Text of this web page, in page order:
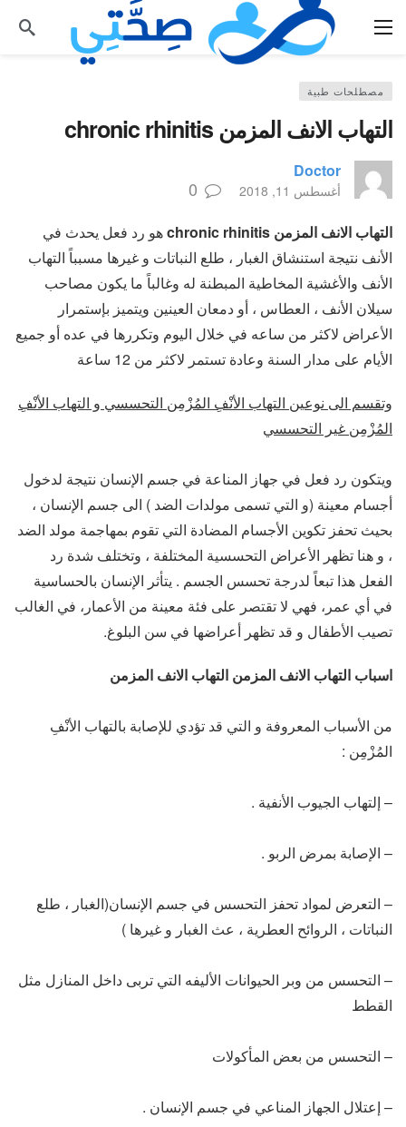
مصطلحات طبية
التهاب الانف المزمن chronic rhinitis
Doctor
أغسطس 11, 2018 0
التهاب الانف المزمن chronic rhinitis
هو رد فعل يحدث في
الأنف نتيجة استنشاق الغبار ، طلع النباتات و غيرها مسبباً التهاب
الأنف والأغشية المخاطية المبطنة له وغالباً ما يكون مصاحب
سيلان الأنف ، العطاس ، أو دمعان العينين ويتميز بإستمرار
الأعراض لاكثر من ساعه في خلال اليوم وتكررها في عده أو جميع
الأيام على مدار السنة وعادة تستمر لاكثر من 12 ساعة
وتقسم الى نوعين التهاب الأنْفِ المُزْمِن التحسسي و التهاب الأنْفِ
المُزْمِن غير التحسسي
ويتكون رد فعل في جهاز المناعة في جسم الإنسان نتيجة لدخول
أجسام معينة (و التي تسمى مولدات الضد ) الى جسم الإنسان ،
بحيث تحفز تكوين الأجسام المضادة التي تقوم بمهاجمة مولد الضد
، و هنا تظهر الأعراض التحسسية المختلفة ، وتختلف شدة رد
الفعل هذا تبعاً لدرجة تحسس الجسم . يتأثر الإنسان بالحساسية
في أي عمر، فهي لا تقتصر على فئة معينة من الأعمار، في الغالب
تصيب الأطفال و قد تظهر أعراضها في سن البلوغ.
اسباب التهاب الانف المزمن التهاب الانف المزمن
من الأسباب المعروفة و التي قد تؤدي للإصابة بالتهاب الأنْفِ
المُزْمِن :
– إلتهاب الجيوب الأنفية .
– الإصابة بمرض الربو .
– التعرض لمواد تحفز التحسس في جسم الإنسان(الغبار ، طلع
النباتات ، الروائح العطرية ، عث الغبار و غيرها )
– التحسس من وبر الحيوانات الأليفه التي تربى داخل المنازل مثل
القطط
– التحسس من بعض المأكولات
– إعتلال الجهاز المناعي في جسم الإنسان .